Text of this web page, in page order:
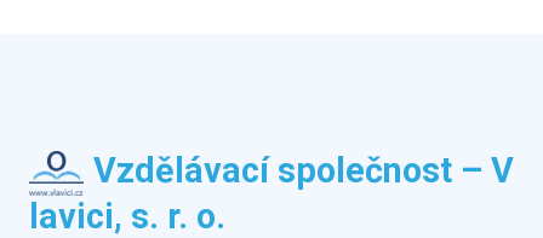
Vzdělávací společnost – V
lavici, s. r. o.